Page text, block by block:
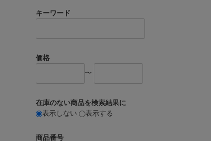
キーワード
価格
〜
在庫のない商品を検索結果に
表示しない
表示する
商品番号